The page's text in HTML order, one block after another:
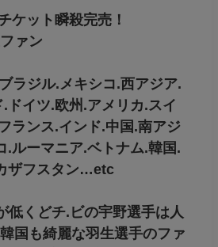
売だから儲けはあると思う
.荒川静香さんなら、今まで
いのだから大型アリーナで
新規の観客は見込めいよ
返信
年05月16日 14:45
ケット瞬殺完売！
ァン